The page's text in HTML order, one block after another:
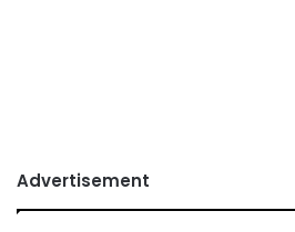
Advertisement